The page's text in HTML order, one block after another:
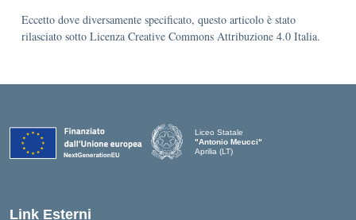
Eccetto dove diversamente specificato, questo articolo è stato
rilasciato sotto Licenza Creative Commons Attribuzione 4.0 Italia.
Liceo Statale
"Antonio Meucci"
Aprilia (LT)
Link Esterni